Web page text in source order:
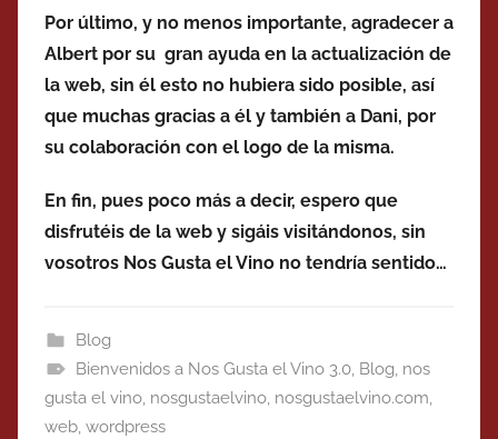
Por último, y no menos importante, agradecer a
Albert por su gran ayuda en la actualización de
la web, sin él esto no hubiera sido posible, así
que muchas gracias a él y también a Dani, por
su colaboración con el logo de la misma.
En fin, pues poco más a decir, espero que
disfrutéis de la web y sigáis visitándonos, sin
vosotros Nos Gusta el Vino no tendría sentido…
Blog
Bienvenidos a Nos Gusta el Vino 3.0, Blog, nos
gusta el vino, nosgustaelvino, nosgustaelvino.com,
web, wordpress